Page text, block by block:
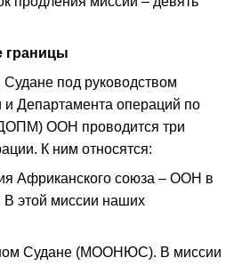
границы
под руководством
и Департамента операций по
ООН проводится три
К ним относятся:
Африканского союза – ООН в
этой миссии наших
Судане (МООНЮС). В миссии